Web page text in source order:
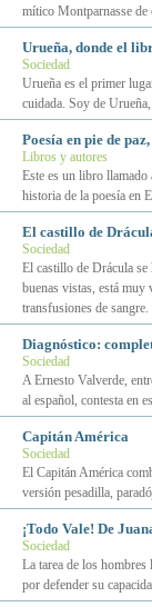
mítico Montparnasse de
Urueña, donde el
Sociedad
Urueña es el primer
cuidada. Soy de
Poesía en pie de
Libros y autores
Este es un libro llamado
historia de la poesía en
El castillo de
Sociedad
El castillo de Drácula se
buenas vistas, está
transfusiones de sangre.
Diagnóstico:
Sociedad
A Ernesto Valverde,
al español, contesta en
Capitán América
Sociedad
El Capitán América
versión pesadilla,
¡Todo Vale! De
Sociedad
La tarea de los hombres
por defender su